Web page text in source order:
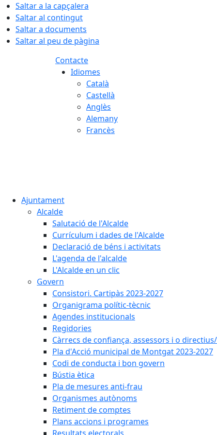
Saltar a la capçalera
Saltar al contingut
Saltar a documents
Saltar al peu de pàgina
Contacte
Idiomes
Català
Castellà
Anglès
Alemany
Francès
Ajuntament
Alcalde
Salutació de l'Alcalde
Currículum i dades de l'Alcalde
Declaració de béns i activitats
L'agenda de l'alcalde
L'Alcalde en un clic
Govern
Consistori. Cartipàs 2023-2027
Organigrama polític-tècnic
Agendes institucionals
Regidories
Càrrecs de confiança, assessors i o
Pla d'Acció municipal de Montgat 2023-2027
Codi de conducta i bon govern
Bústia ètica
Pla de mesures anti-frau
Organismes autònoms
Retiment de comptes
Plans accions i programes